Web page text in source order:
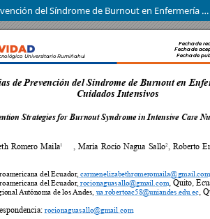
Estrategias de Prevención del Síndrome de Burnout en Enfermería de Cuidados Intensivos